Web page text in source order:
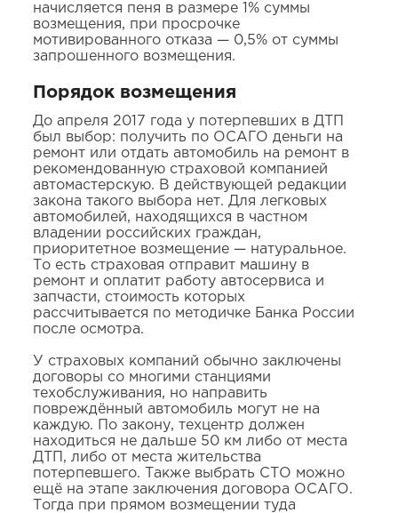
начисляется пеня в размере 1% суммы
возмещения, при просрочке
мотивированного отказа — 0,5% от суммы
запрошенного возмещения.
Порядок возмещения
До апреля 2017 года у потерпевших в ДТП
был выбор: получить по ОСАГО деньги на
ремонт или отдать автомобиль на ремонт в
рекомендованную страховой компанией
автомастерскую. В действующей редакции
закона такого выбора нет. Для легковых
автомобилей, находящихся в частном
владении российских граждан,
приоритетное возмещение — натуральное.
То есть страховая отправит машину в
ремонт и оплатит работу автосервиса и
запчасти, стоимость которых
рассчитывается по методичке Банка России
после осмотра.
У страховых компаний обычно заключены
договоры со многими станциями
техобслуживания, но направить
повреждённый автомобиль могут не на
каждую. По закону, техцентр должен
находиться не дальше 50 км либо от места
ДТП, либо от места жительства
потерпевшего. Также выбрать СТО можно
ещё на этапе заключения договора ОСАГО.
Тогда при прямом возмещении туда